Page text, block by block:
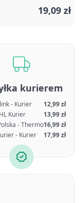
19,09 zł
kurierem
- Kurier
12,99 zł
Kurier
13,99 zł
- Thermo16,99 zł
- Kurier
17,99 zł